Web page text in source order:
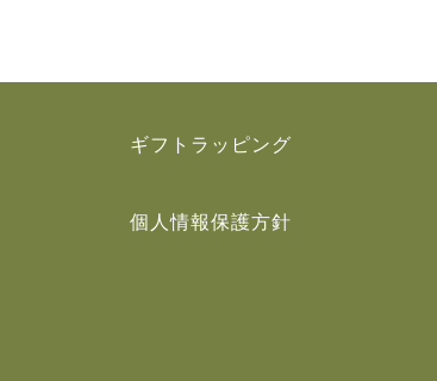
ギフトラッピング
個人情報保護方針